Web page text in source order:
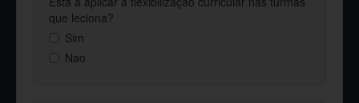
que leciona?
Sim
Nao